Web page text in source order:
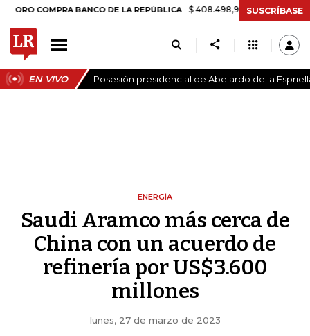
BANCO DE LA REPÚBLICA $ 408.498,97 +$ 8.753,81 +2,19%
SUSCRÍBASE
EN VIVO Posesión presidencial de Abelardo de la
ENERGÍA
Saudi Aramco más cerca de
China con un acuerdo de
refinería por US$3.600
millones
lunes, 27 de marzo de 2023